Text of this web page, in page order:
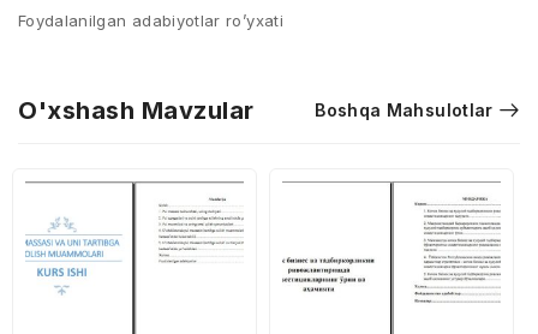
Foydalanilgan adabiyotlar ro’yxati
O'xshash Mavzular Boshqa Mahsulotlar